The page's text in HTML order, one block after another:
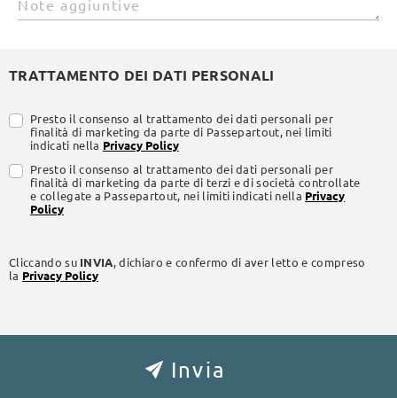
TRATTAMENTO DEI DATI PERSONALI
Presto il consenso al trattamento dei dati personali per
finalità di marketing da parte di Passepartout, nei limiti
indicati nella Privacy Policy
Presto il consenso al trattamento dei dati personali per
finalità di marketing da parte di terzi e di società controllate
e collegate a Passepartout, nei limiti indicati nella Privacy
Policy
Cliccando su INVIA, dichiaro e confermo di aver letto e compreso
la Privacy Policy